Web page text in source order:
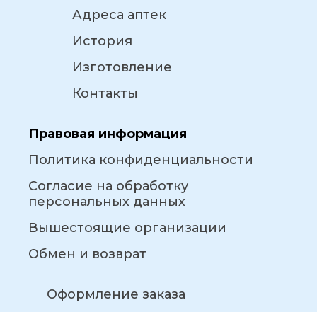
Адреса аптек
История
Изготовление
Контакты
Правовая информация
Политика конфиденциальности
Согласие на обработку
персональных данных
Вышестоящие организации
Обмен и возврат
Оформление заказа